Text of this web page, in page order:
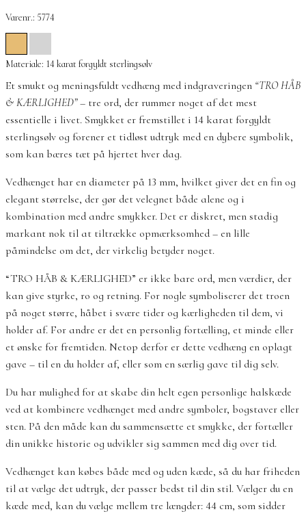
Varenr.: 5774
Materiale: 14 karat forgyldt sterlingsølv
Et smukt og meningsfuldt vedhæng med indgraveringen “TRO HÅB
& KÆRLIGHED”– tre ord, der rummer noget af det mest
essentielle i livet. Smykket er fremstillet i 14 karat forgyldt
sterlingsølv og forener et tidløst udtryk med en dybere symbolik,
som kan bæres tæt på hjertet hver dag.
Vedhænget har en diameter på 13 mm, hvilket giver det en fin og
elegant størrelse, der gør det velegnet både alene og i
kombination med andre smykker. Det er diskret, men stadig
markant nok til at tiltrække opmærksomhed – en lille
påmindelse om det, der virkelig betyder noget.
“TRO HÅB & KÆRLIGHED” er ikke bare ord, men værdier, der
kan give styrke, ro og retning. For nogle symboliserer det troen
på noget større, håbet i svære tider og kærligheden til dem, vi
holder af. For andre er det en personlig fortælling, et minde eller
et ønske for fremtiden. Netop derfor er dette vedhæng en oplagt
gave – til en du holder af, eller som en særlig gave til dig selv.
Du har mulighed for at skabe din helt egen personlige halskæde
ved at kombinere vedhænget med andre symboler, bogstaver eller
sten. På den måde kan du sammensætte et smykke, der fortæller
din unikke historie og udvikler sig sammen med dig over tid.
Vedhænget kan købes både med og uden kæde, så du har friheden
til at vælge det udtryk, der passer bedst til din stil. Vælger du en
kæde med, kan du vælge mellem tre længder: 44 cm, som sidder